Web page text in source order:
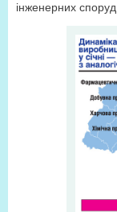
інженерних